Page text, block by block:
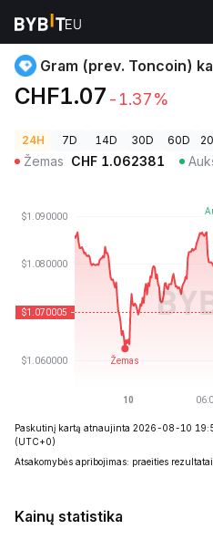
Kriptovaliutų kainos Gram (prev.
Gram (prev. Toncoin)
CHF1.07 -1.37%
24H 7D 14D 30D 60D
Žemas CHF 1.062381
Paskutinį kartą atnaujinta 2026-08-10
(UTC+0)
Atsakomybės apribojimas: praeities
Kainų statistika